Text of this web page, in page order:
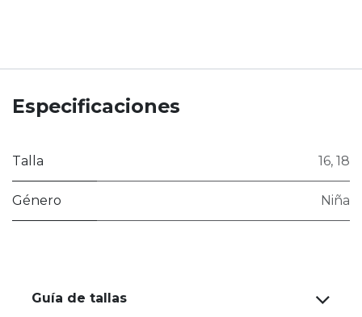
Especificaciones
Talla 16, 18
Género Niña
Guía de tallas